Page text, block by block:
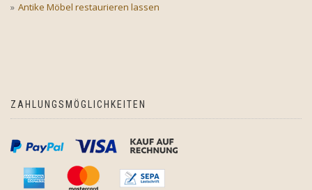
Antike Möbel restaurieren lassen
ZAHLUNGSMÖGLICHKEITEN